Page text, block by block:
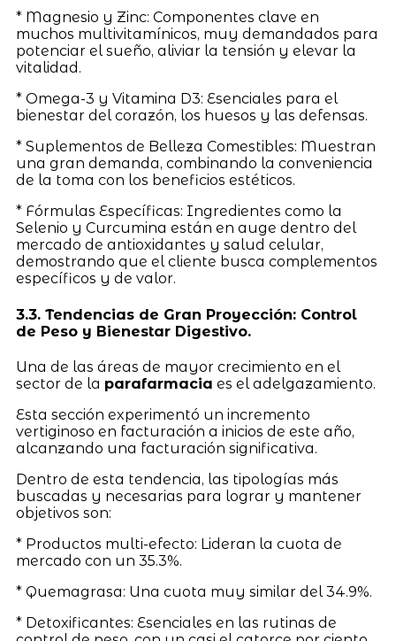
* Magnesio y Zinc: Componentes clave en
muchos multivitamínicos, muy demandados para
potenciar el sueño, aliviar la tensión y elevar la
vitalidad.
* Omega-3 y Vitamina D3: Esenciales para el
bienestar del corazón, los huesos y las defensas.
* Suplementos de Belleza Comestibles: Muestran
una gran demanda, combinando la conveniencia
de la toma con los beneficios estéticos.
* Fórmulas Específicas: Ingredientes como la
Selenio y Curcumina están en auge dentro del
mercado de antioxidantes y salud celular,
demostrando que el cliente busca complementos
específicos y de valor.
3.3. Tendencias de Gran Proyección: Control
de Peso y Bienestar Digestivo.
Una de las áreas de mayor crecimiento en el
sector de la parafarmacia es el adelgazamiento.
Esta sección experimentó un incremento
vertiginoso en facturación a inicios de este año,
alcanzando una facturación significativa.
Dentro de esta tendencia, las tipologías más
buscadas y necesarias para lograr y mantener
objetivos son:
* Productos multi-efecto: Lideran la cuota de
mercado con un 35.3%.
* Quemagrasa: Una cuota muy similar del 34.9%.
* Detoxificantes: Esenciales en las rutinas de